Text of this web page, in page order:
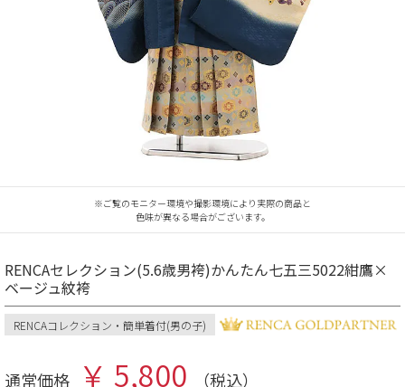
※ご覧のモニター環境や撮影環境により実際の商品と
色味が異なる場合がございます。
RENCAセレクション(5.6歳男袴)かんたん七五三5022紺鷹×
ベージュ紋袴
RENCAコレクション・簡単着付(男の子)
通常価格 ￥ 5,800 （税込）